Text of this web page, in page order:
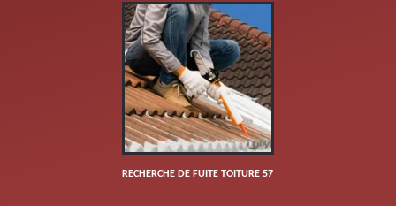
RECHERCHE DE FUITE TOITURE 57